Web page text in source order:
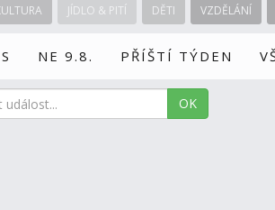
JÍDLO & PITÍ DĚTI VZDĚLÁNÍ
NE 9.8. PŘÍŠTÍ TÝDEN
OK